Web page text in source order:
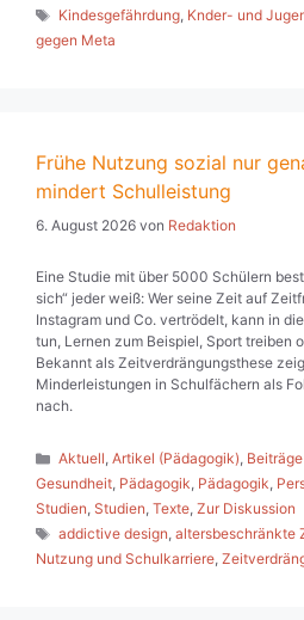
Schlagwörter
Kindesgefährdung, Knder- und
gegen Meta
Frühe Nutzung sozial nur
mindert Schulleistung
6. August 2026 von Redaktion
Eine Studie mit über 5000 Schülern
sich“ jeder weiß: Wer seine Zeit auf
Instagram und Co. vertrödelt, kann in
tun, Lernen zum Beispiel, Sport treiben
Bekannt als Zeitverdrängungsthese
Minderleistungen in Schulfächern als
nach.
Kategorien
Aktuell,Artikel (Pädagogik),
Gesundheit, Pädagogik, Pädagogik,
Studien, Studien, Texte, Zur Diskussion
Schlagwörter
addictive design,altersbeschränkte
Nutzung und Schulkarriere,